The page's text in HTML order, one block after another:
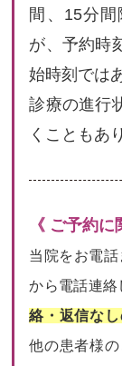
間、15分
が、予約時
始時刻では
診療の進行
くこともあ
《 ご予約
当院をお電
から電話連絡
絡・返信な
他の患者様